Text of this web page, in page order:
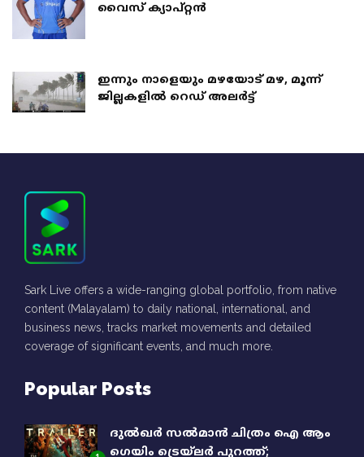
വൈസ് ക്യാപ്റ്റൻ
ഇന്നും നാളെയും മഴയോട് മഴ, മൂന്ന്
ജില്ലകളില്‍ റെഡ് അലര്‍ട്ട്
Sark Live offers a wide-ranging global portfolio, from native
content (Malayalam) to daily national, international, and
business news, tracks market movements and detailed
coverage of significant events, and much more.
Popular Posts
ദുൽഖർ സൽമാൻ ചിത്രം ഐ ആം
ഗെയിം ട്രെയ്‌ലർ പുറത്ത്;